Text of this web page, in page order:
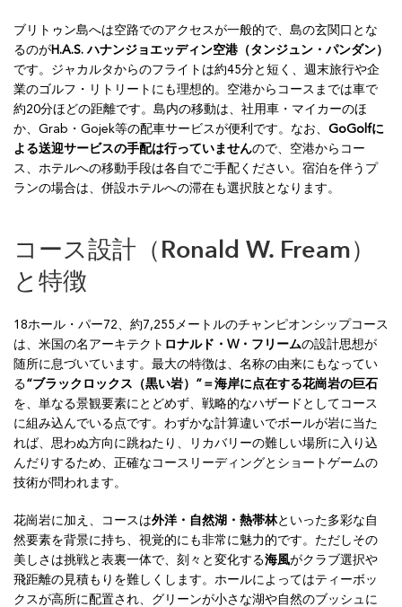
ブリトゥン島へは空路でのアクセスが一般的で、島の玄関口とな
るのがH.A.S. ハナンジョエッディン空港（タンジュン・パンダン）
です。ジャカルタからのフライトは約45分と短く、週末旅行や企
業のゴルフ・リトリートにも理想的。空港からコースまでは車で
約20分ほどの距離です。島内の移動は、社用車・マイカーのほ
か、Grab・Gojek等の配車サービスが便利です。なお、 GoGolfに
よる送迎サービスの手配は行っていませんので、空港からコー
ス、ホテルへの移動手段は各自でご手配ください。宿泊を伴うプ
ランの場合は、併設ホテルへの滞在も選択肢となります。
コース設計（Ronald W. Fream）
と特徴
18ホール・パー72、約7,255メートルのチャンピオンシップコース
は、米国の名アーキテクト ロナルド・W・フリームの設計思想が
随所に息づいています。最大の特徴は、名称の由来にもなってい
る“ブラックロックス（黒い岩）”＝海岸に点在する花崗岩の巨石
を、単なる景観要素にとどめず、戦略的なハザードとしてコース
に組み込んでいる点です。わずかな計算違いでボールが岩に当た
れば、思わぬ方向に跳ねたり、リカバリーの難しい場所に入り込
んだりするため、正確なコースリーディングとショートゲームの
技術が問われます。
花崗岩に加え、コースは外洋・自然湖・熱帯林といった多彩な自
然要素を背景に持ち、視覚的にも非常に魅力的です。ただしその
美しさは挑戦と表裏一体で、刻々と変化する海風がクラブ選択や
飛距離の見積もりを難しくします。ホールによってはティーボッ
クスが高所に配置され、グリーンが小さな湖や自然のブッシュに